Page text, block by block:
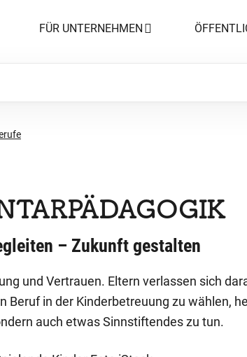
FÜR UNTERNEHMEN
– Zukunft gestalten
und Vertrauen. Eltern verlassen sich
Beruf in der Kinderbetreuung zu wählen,
auch etwas Sinnstiftendes zu tun.